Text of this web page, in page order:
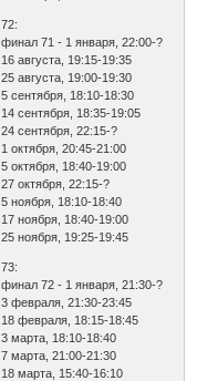
72:
финал 71 - 1 января, 22:00-?
16 августа, 19:15-19:35
25 августа, 19:00-19:30
5 сентября, 18:10-18:30
14 сентября, 18:35-19:05
24 сентября, 22:15-?
1 октября, 20:45-21:00
5 октября, 18:40-19:00
27 октября, 22:15-?
5 ноября, 18:10-18:40
17 ноября, 18:40-19:00
25 ноября, 19:25-19:45
73:
финал 72 - 1 января, 21:30-?
3 февраля, 21:30-23:45
18 февраля, 18:15-18:45
3 марта, 18:10-18:40
7 марта, 21:00-21:30
18 марта, 15:40-16:10